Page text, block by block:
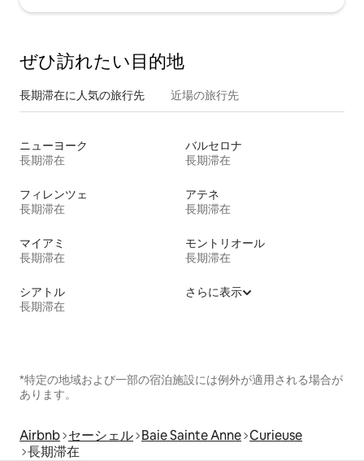
ぜひ訪⁠れ⁠た⁠い目⁠的⁠地
長期滞在に人気の旅行先 近場の旅行先
ニューヨーク
長期滞在
バルセロナ
長期滞在
フィレンツェ
長期滞在
アテネ
長期滞在
マイアミ
長期滞在
モントリオール
長期滞在
シアトル
長期滞在
さらに表示
*特定の地域および一部の宿泊施設には例外が適用される場合が
あります。
Airbnb セーシェル Baie Sainte Anne Curieuse
長期滞在